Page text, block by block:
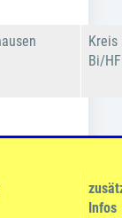
Kreis
Bi/HF
Infos